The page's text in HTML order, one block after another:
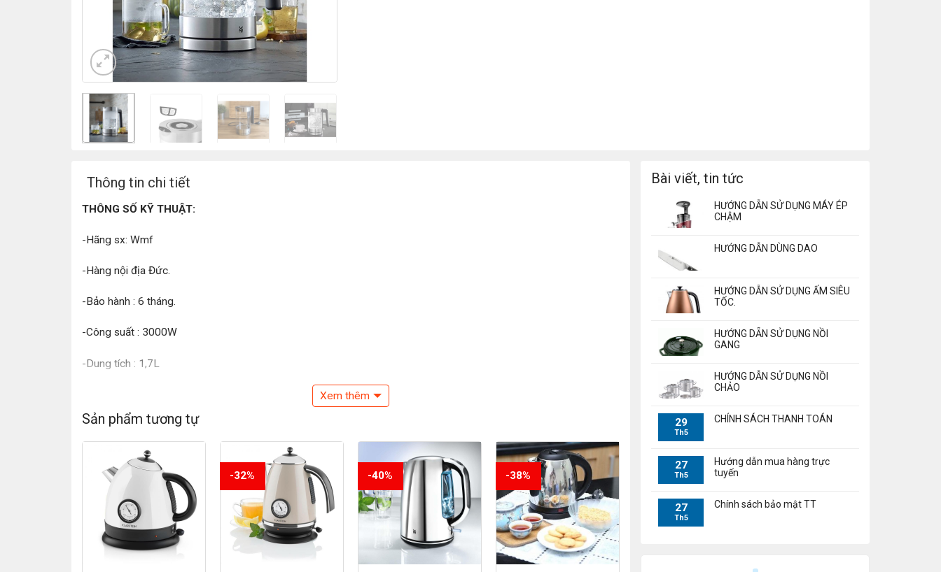
Thông tin chi tiết
THÔNG SỐ KỸ THUẬT:
-Hãng sx: Wmf
-Hàng nội địa Đức.
-Bảo hành : 6 tháng.
-Công suất : 3000W
-Dung tích : 1,7L
-Trọng lượng: 2 kg
ĐẶC ĐIỂM NỔI BẬT:
Xem thêm
Sản phẩm tương tự
-32% -40% -38%
Bài viết, tin tức
HƯỚNG DẪN SỬ DỤNG MÁY ÉP
CHẬM
HƯỚNG DẪN DÙNG DAO
HƯỚNG DẪN SỬ DỤNG ẤM SIÊU
TỐC.
HƯỚNG DẴN SỬ DỤNG NỒI
GANG
HƯỚNG DẪN SỬ DỤNG NỒI
CHẢO
29
Th5
CHÍNH SÁCH THANH TOÁN
27
Th5
Hướng dẫn mua hàng trực
tuyến
27
Th5
Chính sách bảo mật TT